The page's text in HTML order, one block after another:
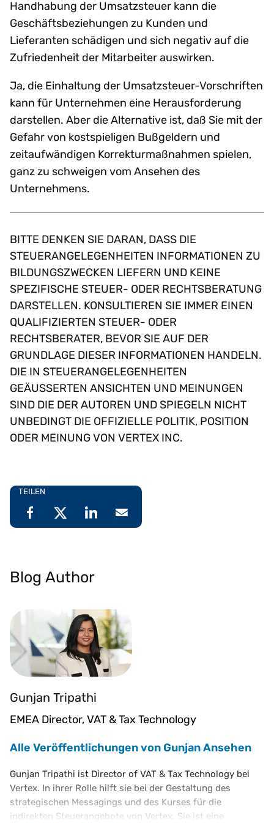
Handhabung der Umsatzsteuer kann die
Geschäftsbeziehungen zu Kunden und
Lieferanten schädigen und sich negativ auf die
Zufriedenheit der Mitarbeiter auswirken.
Ja, die Einhaltung der Umsatzsteuer-Vorschriften
kann für Unternehmen eine Herausforderung
darstellen. Aber die Alternative ist, daß Sie mit der
Gefahr von kostspieligen Bußgeldern und
zeitaufwändigen Korrekturmaßnahmen spielen,
ganz zu schweigen vom Ansehen des
Unternehmens.
BITTE DENKEN SIE DARAN, DASS DIE
STEUERANGELEGENHEITEN INFORMATIONEN ZU
BILDUNGSZWECKEN LIEFERN UND KEINE
SPEZIFISCHE STEUER- ODER RECHTSBERATUNG
DARSTELLEN. KONSULTIEREN SIE IMMER EINEN
QUALIFIZIERTEN STEUER- ODER
RECHTSBERATER, BEVOR SIE AUF DER
GRUNDLAGE DIESER INFORMATIONEN HANDELN.
DIE IN STEUERANGELEGENHEITEN
GEÄUSSERTEN ANSICHTEN UND MEINUNGEN
SIND DIE DER AUTOREN UND SPIEGELN NICHT
UNBEDINGT DIE OFFIZIELLE POLITIK, POSITION
ODER MEINUNG VON VERTEX INC.
TEILEN
Blog Author
Gunjan Tripathi
EMEA Director, VAT & Tax Technology
Alle Veröffentlichungen von Gunjan Ansehen
Gunjan Tripathi ist Director of VAT & Tax Technology bei
Vertex. In ihrer Rolle hilft sie bei der Gestaltung des
strategischen Messagings und des Kurses für die
indirekten Steuerangebote von Vertex. Sie ist eine